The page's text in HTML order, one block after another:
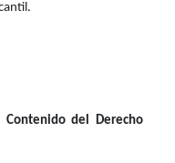
del Derecho